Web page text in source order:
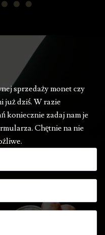
sprzedaży monet czy
już dziś. W razie
koniecznie zadaj nam je
Chętnie na nie